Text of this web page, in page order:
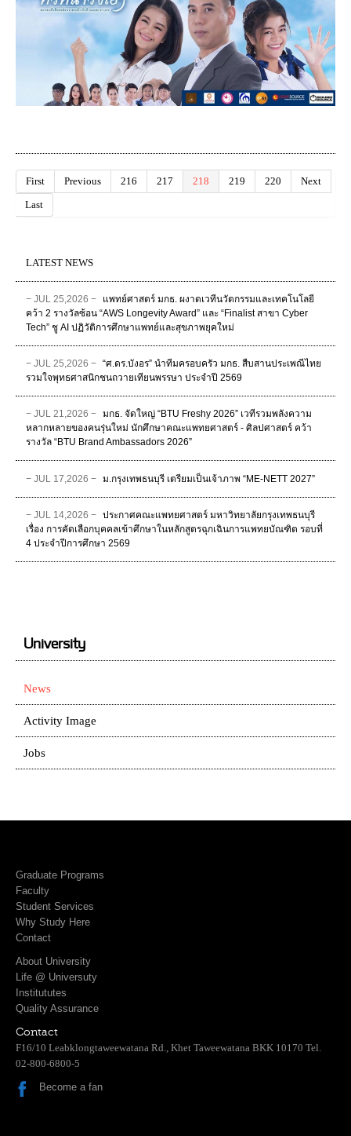
First Previous 216 217 218 219 220
Next
Last
LATEST NEWS
− JUL 25,2026 −
แพทย์ศาสตร์ มกธ. ผงาดเวทีนวัตกรรมและเทคโนโลยี
คว้า 2 รางวัลซ้อน “AWS Longevity Award” และ “Finalist สาขา Cyber
Tech” ชู AI ปฏิวัติการศึกษาแพทย์และสุขภาพยุคใหม่
− JUL 25,2026 − “ศ.ดร.บังอร” นำทีมครอบครัว มกธ. สืบสานประเพณีไทย
รวมใจพุทธศาสนิกชนถวายเทียนพรรษา ประจำปี 2569
− JUL 21,2026 − มกธ. จัดใหญ่ “BTU Freshy 2026” เวทีรวมพลังความ
หลากหลายของคนรุ่นใหม่ นักศึกษาคณะแพทยศาสตร์ - ศิลปศาสตร์ คว้า
รางวัล “BTU Brand Ambassadors 2026”
− JUL 17,2026 − ม.กรุงเทพธนบุรี เตรียมเป็นเจ้าภาพ “ME-NETT 2027”
− JUL 14,2026 − ประกาศคณะแพทยศาสตร์ มหาวิทยาลัยกรุงเทพธนบุรี
เรื่อง การคัดเลือกบุคคลเข้าศึกษาในหลักสูตรฉุกเฉินการแพทยบัณฑิต รอบที่
4 ประจําปีการศึกษา 2569
University
News
Activity Image
Jobs
Graduate Programs
Faculty
Student Services
Why Study Here
Contact
About University
Life @ Universuty
Institututes
Quality Assurance
Contact
F16/10 Leabklongtaweewatana Rd., Khet Taweewatana BKK 10170 Tel.
02-800-6800-5
Become a fan